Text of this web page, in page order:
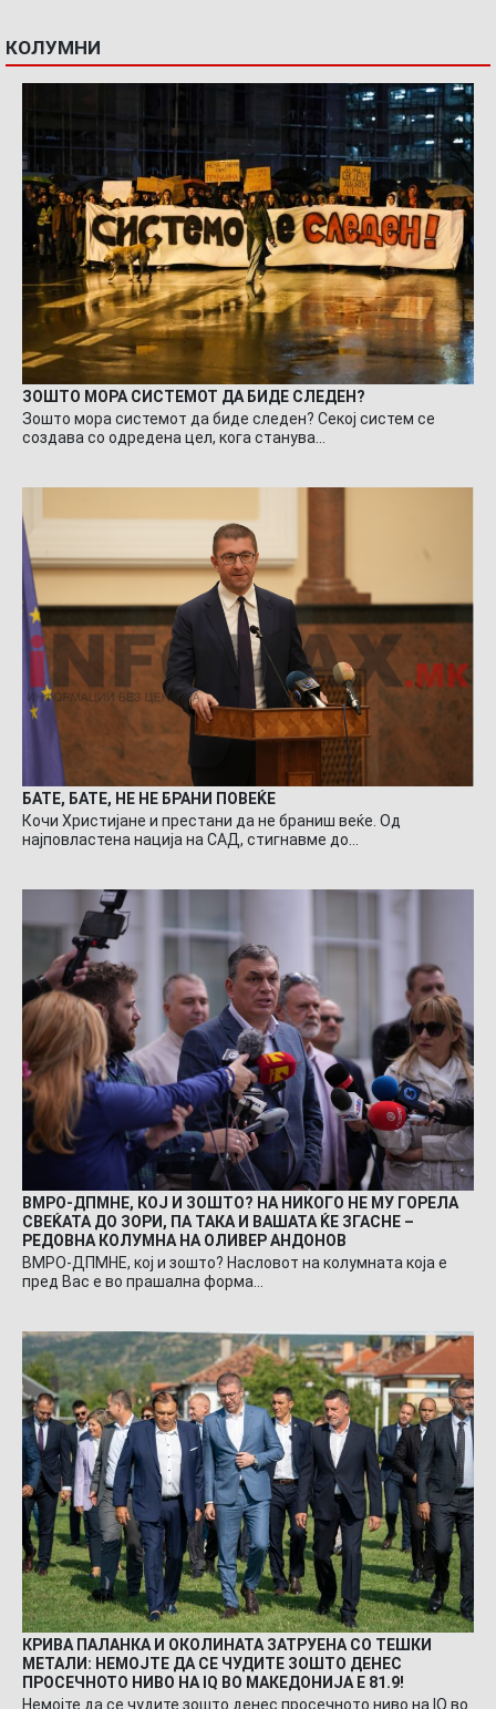
КОЛУМНИ
ЗОШТО МОРА СИСТЕМОТ ДА БИДЕ СЛЕДЕН?
Зошто мора системот да биде следен? Секој систем се
создава со одредена цел, кога станува…
БАТЕ, БАТЕ, НЕ НЕ БРАНИ ПОВЕЌЕ
Кочи Христијане и престани да не браниш веќе. Од
најповластена нација на САД, стигнавме до…
ВМРО-ДПМНЕ, КОЈ И ЗОШТО? НА НИКОГО НЕ МУ ГОРЕЛА
СВЕЌАТА ДО ЗОРИ, ПА ТАКА И ВАШАТА ЌЕ ЗГАСНЕ –
РЕДОВНА КОЛУМНА НА ОЛИВЕР АНДОНОВ
ВМРО-ДПМНЕ, кој и зошто? Насловот на колумната која е
пред Вас е во прашална форма…
КРИВА ПАЛАНКА И ОКОЛИНАТА ЗАТРУЕНА СО ТЕШКИ
МЕТАЛИ: НЕМОЈТЕ ДА СЕ ЧУДИТЕ ЗОШТО ДЕНЕС
ПРОСЕЧНОТО НИВО НА IQ ВО МАКЕДОНИЈА Е 81.9!
Немојте да се чудите зошто денес просечното ниво на IQ во